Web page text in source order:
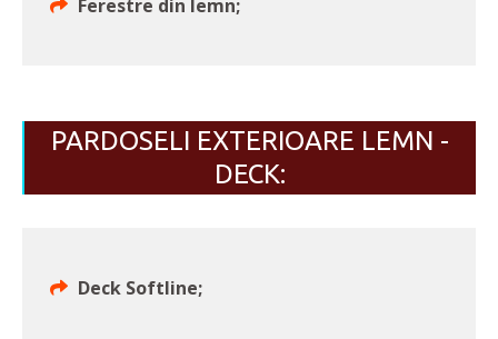
Ferestre din lemn;
PARDOSELI EXTERIOARE LEMN -
DECK:
Deck Softline;